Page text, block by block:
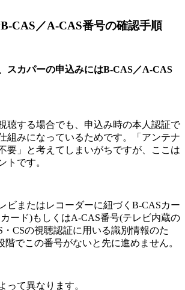
CAS／A-CAS番号の確認手順
スカパーの申込みにはB-CAS／A-CAS
聴する場合でも、申込み時の本人認証で
組みになっているためです。「アンテナ
要」と考えてしまいがちですが、ここは
トです。
ビまたはレコーダーに紐づくB-CASカー
ード)もしくはA-CAS番号(テレビ内蔵の
CSの視聴認証に用いる識別情報のた
階でこの番号がないと先に進めません。
って異なります。